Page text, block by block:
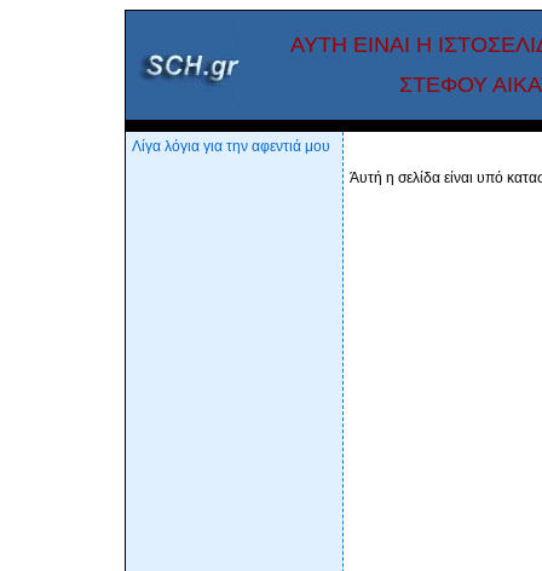
ΑΥΤΗ ΕΙΝΑΙ Η
ΣΤΕΦΟΥ
Λίγα λόγια για την αφεντιά μου
Άυτή η σελίδα είναι υπό